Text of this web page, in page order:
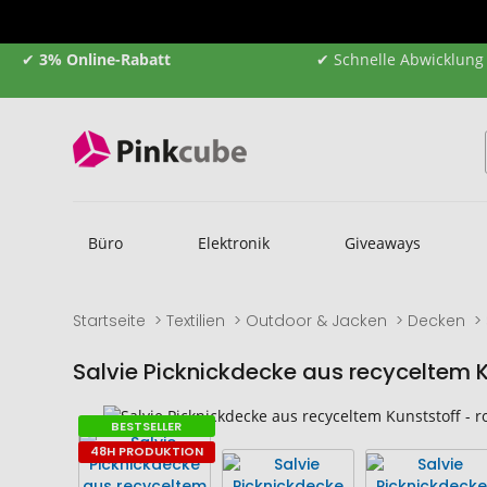
✔ 3% Online-Rabatt ✔ Schnelle Abwicklung
Büro Elektronik Giveaways
Startseite Textilien Outdoor & Jacken Decken
Salvie Picknickdecke aus recyceltem
Zum
Ende
der
Bildgalerie
Zum
Anfang
der
Bildgalerie
BESTSELLER
48H PRODUKTION